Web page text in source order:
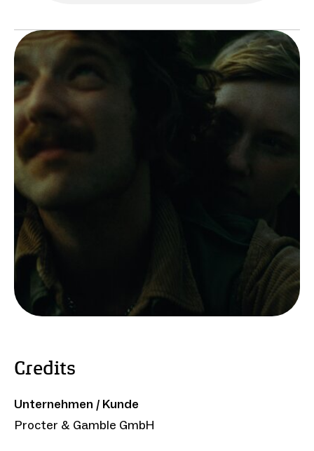
Credits
Unternehmen / Kunde
Procter & Gamble GmbH